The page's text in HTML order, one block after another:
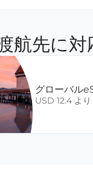
航先に
グローバル
USD 12.4 より